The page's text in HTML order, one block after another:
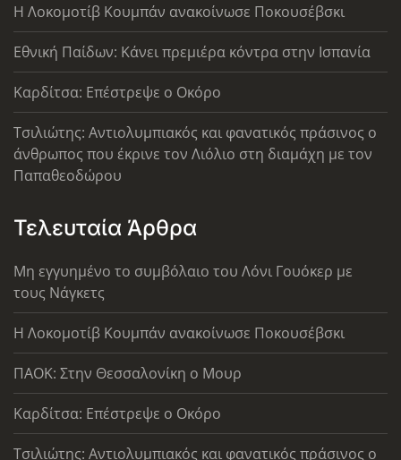
Η Λοκομοτίβ Κουμπάν ανακοίνωσε Ποκουσέβσκι
Εθνική Παίδων: Κάνει πρεμιέρα κόντρα στην Ισπανία
Καρδίτσα: Επέστρεψε ο Οκόρο
Τσιλιώτης: Αντιολυμπιακός και φανατικός πράσινος ο
άνθρωπος που έκρινε τον Λιόλιο στη διαμάχη με τον
Παπαθεοδώρου
Τελευταία Άρθρα
Μη εγγυημένο το συμβόλαιο του Λόνι Γουόκερ με
τους Νάγκετς
Η Λοκομοτίβ Κουμπάν ανακοίνωσε Ποκουσέβσκι
ΠΑΟΚ: Στην Θεσσαλονίκη ο Μουρ
Καρδίτσα: Επέστρεψε ο Οκόρο
Τσιλιώτης: Αντιολυμπιακός και φανατικός πράσινος ο